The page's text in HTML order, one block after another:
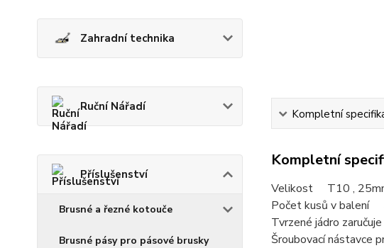
Zahradní technika
Ruční Nářadí
Příslušenství
Brusné a řezné kotouče
Brusné pásy pro pásové brusky
Kompletní
Kompletní
Velikost T10 ,
Počet kusů v balení
Tvrzené jádro
Šroubovací nástavce